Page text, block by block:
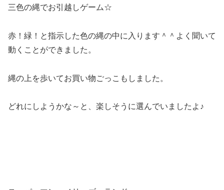
三色の縄でお引越しゲーム☆
赤！緑！と指示した色の縄の中に入ります＾＾よく聞いて
動くことができました。
縄の上を歩いてお買い物ごっこもしました。
どれにしようかな～と、楽しそうに選んでいましたよ♪